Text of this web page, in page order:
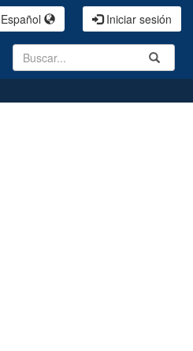
Iniciar sesión
Español
Search Submit